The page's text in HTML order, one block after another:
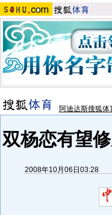
阿迪达斯搜狐体
双杨恋有望
2008年10月06日03:28